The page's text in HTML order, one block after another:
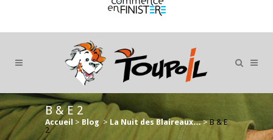
B & E 2
Accueil > Blog > La Nuit des Blaireaux…>B & E
2